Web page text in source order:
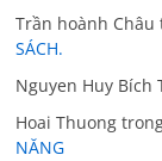
Trần hoành Châu
SÁCH.
Nguyen Huy Bích
Hoai Thuong
NĂNG